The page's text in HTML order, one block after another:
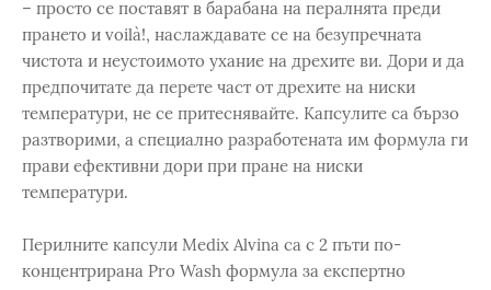
– просто се поставят в барабана на пералнята преди
прането и voilà!, наслаждавате се на безупречната
чистота и неустоимото ухание на дрехите ви. Дори и да
предпочитате да перете част от дрехите на ниски
температури, не се притеснявайте. Капсулите са бързо
разтворими, а специално разработената им формула ги
прави ефективни дори при пране на ниски
температури.
Перилните капсули Medix Alvina са с 2 пъти по-
концентрирана Pro Wash формула за експертно